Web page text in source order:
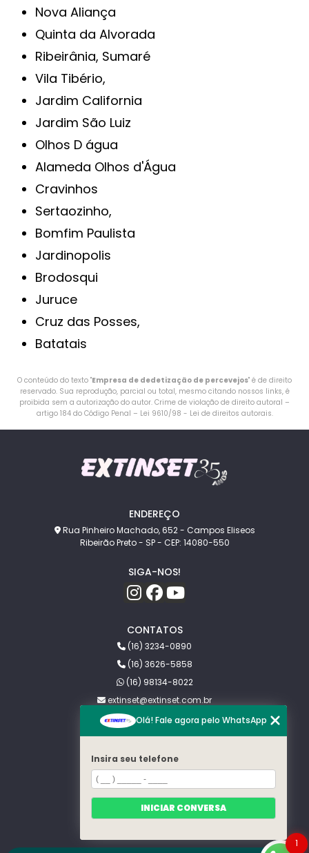
Nova Aliança
Quinta da Alvorada
Ribeirânia, Sumaré
Vila Tibério,
Jardim California
Jardim São Luiz
Olhos D água
Alameda Olhos d'Água
Cravinhos
Sertaozinho,
Bomfim Paulista
Jardinopolis
Brodosqui
Juruce
Cruz das Posses,
Batatais
O conteúdo do texto "Empresa de dedetização de percevejos" é de direito
reservado. Sua reprodução, parcial ou total, mesmo citando nossos links, é
proibida sem a autorização do autor. Crime de violação de direito autoral –
artigo 184 do Código Penal – Lei 9610/98 - Lei de direitos autorais.
ENDEREÇO
Rua Pinheiro Machado, 652 - Campos Eliseos
Ribeirão Preto - SP - CEP: 14080-550
SIGA-NOS!
CONTATOS
(16) 3234-0890
(16) 3626-5858
(16) 98134-8022
extinset@extinset.com.br
MENU
HOME
SOBRE NÓS
PRAGAS
CONTATO
CATEGORIAS
1
Olá! Fale agora pelo WhatsApp
Insira seu telefone
INICIAR CONVERSA